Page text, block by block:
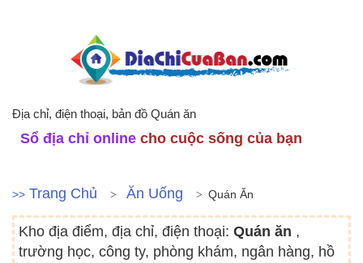
Địa chỉ, điện thoại, bản đồ Quán ăn
Sổ địa chỉ online cho cuộc sống của bạn
>> Trang Chủ Ăn Uống Quán Ăn
Kho địa điểm, địa chỉ, điện thoại: Quán ăn ,
trường học, công ty, phòng khám, ngân hàng, hồ